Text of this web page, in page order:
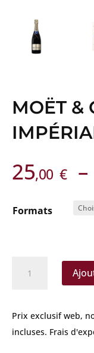
MOËT &
25,00 € –
Formats
&
Chandon
Prix exclusif web,
incluses. Frais